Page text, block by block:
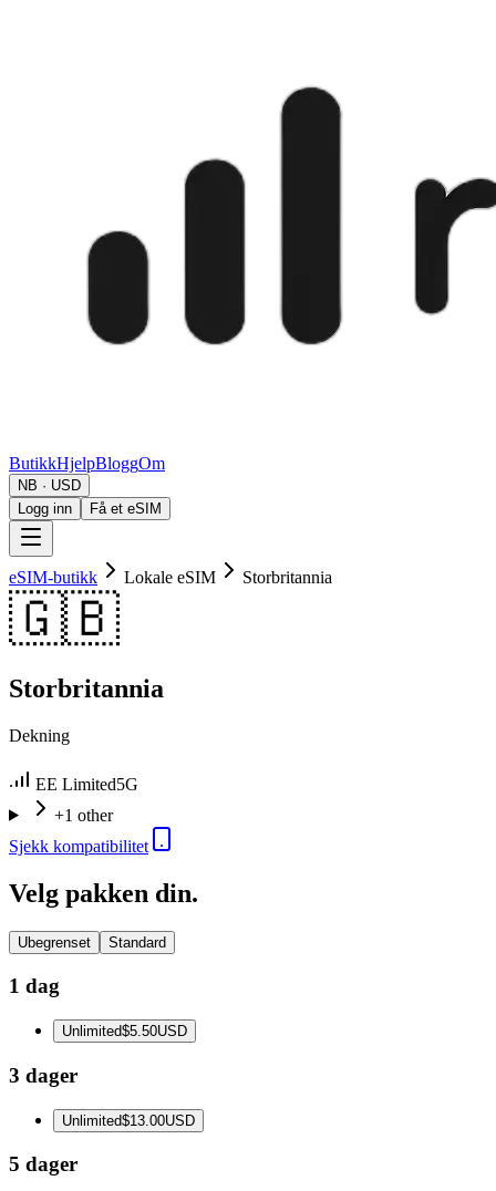
ButikkHjelpBloggOm
NB · USD
Logg inn
Få et eSIM
eSIM-butikk Lokale eSIM Storbritannia
🇬🇧
Storbritannia
Dekning
EE Limited5G
+1 other
Sjekk kompatibilitet
Velg pakken din.
Ubegrenset Standard
1 dag
Unlimited$5.50USD
3 dager
Unlimited$13.00USD
5 dager